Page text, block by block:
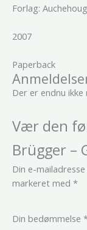
Forlag: Auchehoug
2007
Paperback
Der er endnu ikke
Vær den
Brügger –
Din e-
markeret med *
Din bedømmelse